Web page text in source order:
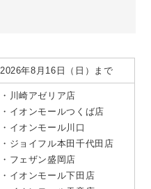
2026年8月16日（日）まで
・川崎アゼリア店
・イオンモールつくば店
・イオンモール川口
・ジョイフル本田千代田店
・フェザン盛岡店
・イオンモール下田店